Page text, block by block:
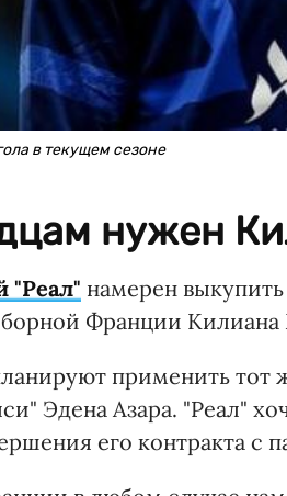
в текущем сезоне
нужен
"Реал" намерен
Франции Килиана
применить тот
Эдена Азара. "Реал"
его контракта с